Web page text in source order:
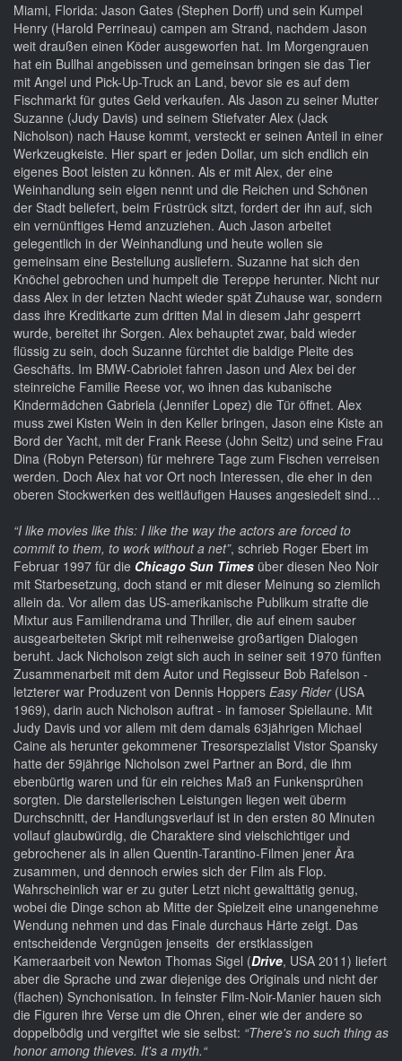
Miami, Florida: Jason Gates (Stephen Dorff) und sein Kumpel
Henry (Harold Perrineau) campen am Strand, nachdem Jason
weit draußen einen Köder ausgeworfen hat. Im Morgengrauen
hat ein Bullhai angebissen und gemeinsan bringen sie das Tier
mit Angel und Pick-Up-Truck an Land, bevor sie es auf dem
Fischmarkt für gutes Geld verkaufen. Als Jason zu seiner Mutter
Suzanne (Judy Davis) und seinem Stiefvater Alex (Jack
Nicholson) nach Hause kommt, versteckt er seinen Anteil in einer
Werkzeugkeiste. Hier spart er jeden Dollar, um sich endlich ein
eigenes Boot leisten zu können. Als er mit Alex, der eine
Weinhandlung sein eigen nennt und die Reichen und Schönen
der Stadt beliefert, beim Früstrück sitzt, fordert der ihn auf, sich
ein vernünftiges Hemd anzuziehen. Auch Jason arbeitet
gelegentlich in der Weinhandlung und heute wollen sie
gemeinsam eine Bestellung ausliefern. Suzanne hat sich den
Knöchel gebrochen und humpelt die Tereppe herunter. Nicht nur
dass Alex in der letzten Nacht wieder spät Zuhause war, sondern
dass ihre Kreditkarte zum dritten Mal in diesem Jahr gesperrt
wurde, bereitet ihr Sorgen. Alex behauptet zwar, bald wieder
flüssig zu sein, doch Suzanne fürchtet die baldige Pleite des
Geschäfts. Im BMW-Cabriolet fahren Jason und Alex bei der
steinreiche Familie Reese vor, wo ihnen das kubanische
Kindermädchen Gabriela (Jennifer Lopez) die Tür öffnet. Alex
muss zwei Kisten Wein in den Keller bringen, Jason eine Kiste an
Bord der Yacht, mit der Frank Reese (John Seitz) und seine Frau
Dina (Robyn Peterson) für mehrere Tage zum Fischen verreisen
werden. Doch Alex hat vor Ort noch Interessen, die eher in den
oberen Stockwerken des weitläufigen Hauses angesiedelt sind…
“I like movies like this: I like the way the actors are forced to
commit to them, to work without a net”, schrieb Roger Ebert im
Februar 1997 für die Chicago Sun Times über diesen Neo Noir
mit Starbesetzung, doch stand er mit dieser Meinung so ziemlich
allein da. Vor allem das US-amerikanische Publikum strafte die
Mixtur aus Familiendrama und Thriller, die auf einem sauber
ausgearbeiteten Skript mit reihenweise großartigen Dialogen
beruht. Jack Nicholson zeigt sich auch in seiner seit 1970 fünften
Zusammenarbeit mit dem Autor und Regisseur Bob Rafelson -
letzterer war Produzent von Dennis Hoppers Easy Rider (USA
1969), darin auch Nicholson auftrat - in famoser Spiellaune. Mit
Judy Davis und vor allem mit dem damals 63jährigen Michael
Caine als herunter gekommener Tresorspezialist Vistor Spansky
hatte der 59jährige Nicholson zwei Partner an Bord, die ihm
ebenbürtig waren und für ein reiches Maß an Funkensprühen
sorgten. Die darstellerischen Leistungen liegen weit überm
Durchschnitt, der Handlungsverlauf ist in den ersten 80 Minuten
vollauf glaubwürdig, die Charaktere sind vielschichtiger und
gebrochener als in allen Quentin-Tarantino-Filmen jener Ära
zusammen, und dennoch erwies sich der Film als Flop.
Wahrscheinlich war er zu guter Letzt nicht gewalttätig genug,
wobei die Dinge schon ab Mitte der Spielzeit eine unangenehme
Wendung nehmen und das Finale durchaus Härte zeigt. Das
entscheidende Vergnügen jenseits der erstklassigen
Kameraarbeit von Newton Thomas Sigel (Drive, USA 2011) liefert
aber die Sprache und zwar diejenige des Originals und nicht der
(flachen) Synchonisation. In feinster Film-Noir-Manier hauen sich
die Figuren ihre Verse um die Ohren, einer wie der andere so
doppelbödig und vergiftet wie sie selbst: “There's no such thing as
honor among thieves. It's a myth.“